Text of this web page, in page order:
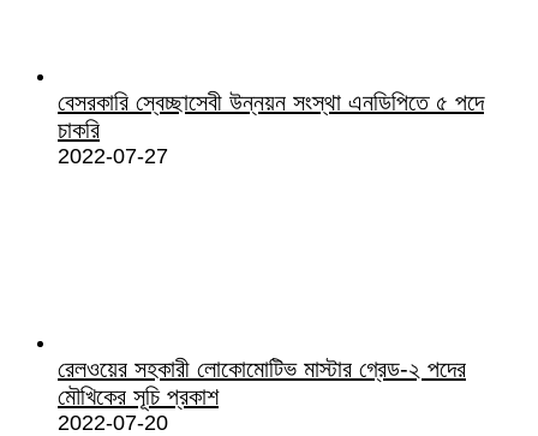
বেসরকারি স্বেচ্ছাসেবী উন্নয়ন সংস্থা এনডিপিতে ৫ পদে
চাকরি
2022-07-27
রেলওয়ের সহকারী লোকোমোটিভ মাস্টার গ্রেড-২ পদের
মৌখিকের সূচি প্রকাশ
2022-07-20